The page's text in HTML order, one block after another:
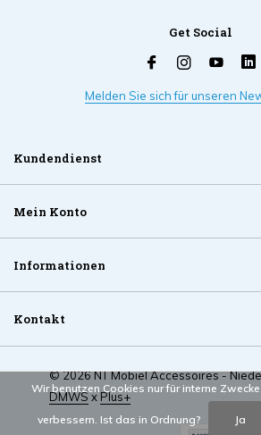
Get Social
Melden Sie sich für unseren
Kundendienst
Mein Konto
Informationen
Kontakt
© 2026 NT Mobiel Accessoires -
DMWSxPlus+
Wir benutzen Cookies nur für interne
verbessern. Ist das in Ordnung? Ja